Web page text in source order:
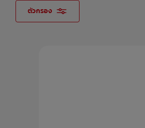
ตัวกรอง